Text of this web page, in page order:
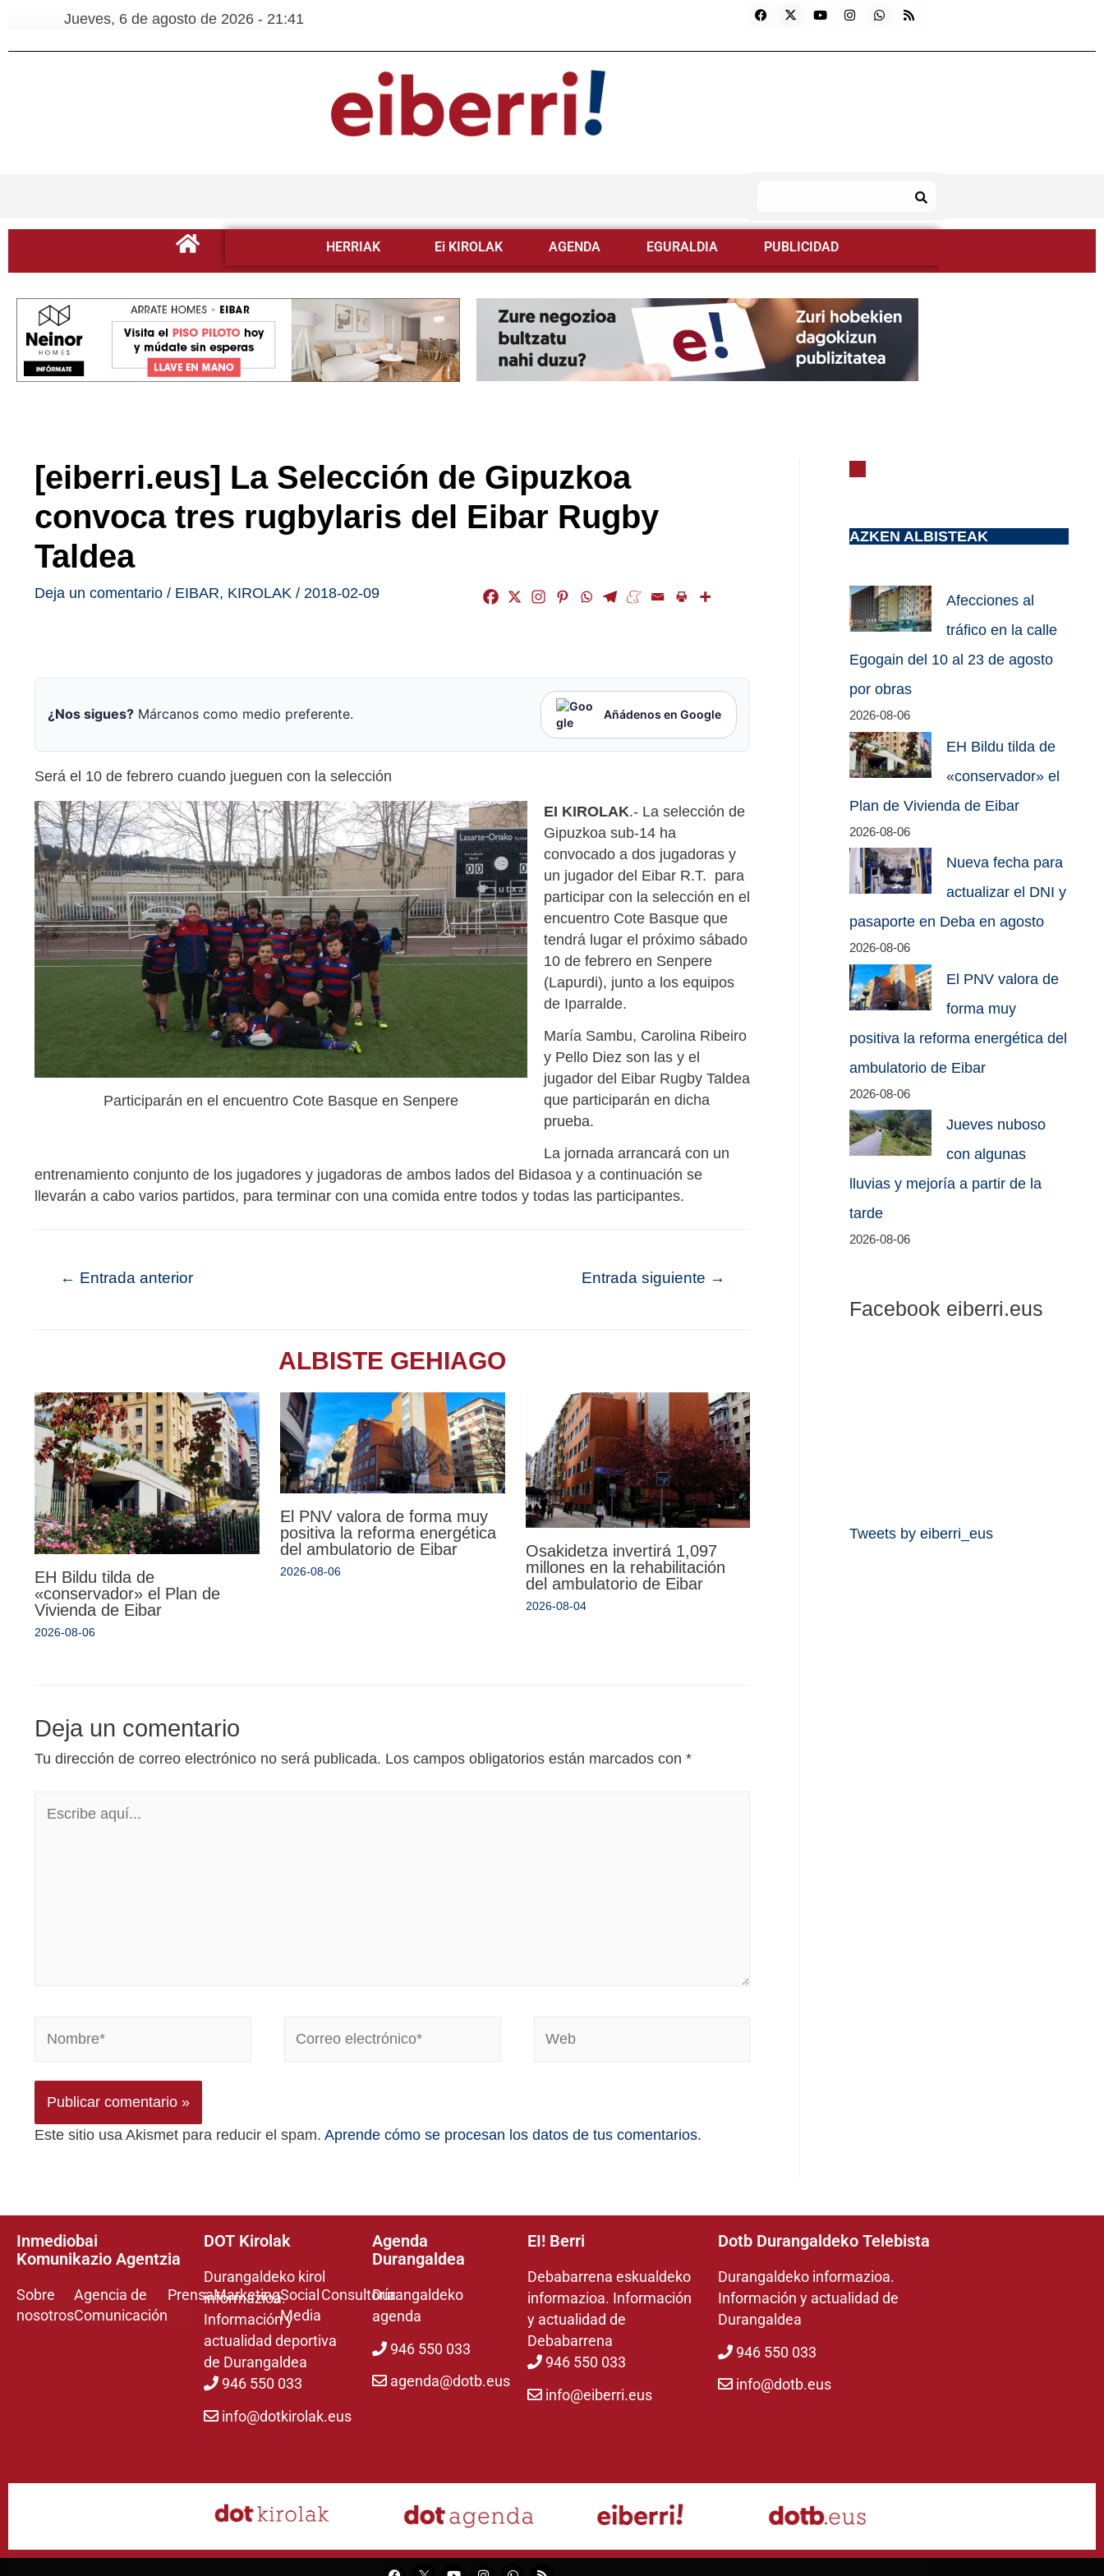
Jueves, 6 de agosto de 2026 - 21:41
HERRIAK Ei KIROLAK AGENDA EGURALDIA PUBLICIDAD
[eiberri.eus] La Selección de Gipuzkoa
convoca tres rugbylaris del Eibar Rugby
Taldea
Deja un comentario / EIBAR, KIROLAK / 2018-02-09
¿Nos sigues? Márcanos como medio preferente. Añádenos en Google
Será el 10 de febrero cuando jueguen con la selección
Participarán en el encuentro Cote Basque en Senpere
EI KIROLAK.- La selección de
Gipuzkoa sub-14 ha
convocado a dos jugadoras y
un jugador del Eibar R.T. para
participar con la selección en el
encuentro Cote Basque que
tendrá lugar el próximo sábado
10 de febrero en Senpere
(Lapurdi), junto a los equipos
de Iparralde.
María Sambu, Carolina Ribeiro
y Pello Diez son las y el
jugador del Eibar Rugby Taldea
que participarán en dicha
prueba.
La jornada arrancará con un
entrenamiento conjunto de los jugadores y jugadoras de ambos lados del Bidasoa y a continuación se
llevarán a cabo varios partidos, para terminar con una comida entre todos y todas las participantes.
← Entrada anterior Entrada siguiente →
ALBISTE GEHIAGO
EH Bildu tilda de
«conservador» el Plan de
Vivienda de Eibar
2026-08-06
El PNV valora de forma muy
positiva la reforma energética
del ambulatorio de Eibar
2026-08-06
Osakidetza invertirá 1,097
millones en la rehabilitación
del ambulatorio de Eibar
2026-08-04
Deja un comentario
Tu dirección de correo electrónico no será publicada. Los campos obligatorios están marcados con *
Este sitio usa Akismet para reducir el spam. Aprende cómo se procesan los datos de tus comentarios.
AZKEN ALBISTEAK
Afecciones al
tráfico en la calle
Egogain del 10 al 23 de agosto
por obras
2026-08-06
EH Bildu tilda de
«conservador» el
Plan de Vivienda de Eibar
2026-08-06
Nueva fecha para
actualizar el DNI y
pasaporte en Deba en agosto
2026-08-06
El PNV valora de
forma muy
positiva la reforma energética del
ambulatorio de Eibar
2026-08-06
Jueves nuboso
con algunas
lluvias y mejoría a partir de la
tarde
2026-08-06
Facebook eiberri.eus
Tweets by eiberri_eus
Inmediobai
Komunikazio Agentzia
Sobre
nosotros
Agencia de
Comunicación
PrensaMarketingSocial
Media
Consultoría
DOT Kirolak
Durangaldeko kirol
informazioa.
Información y
actualidad deportiva
de Durangaldea
946 550 033
info@dotkirolak.eus
Agenda
Durangaldea
Durangaldeko
agenda
946 550 033
agenda@dotb.eus
EI! Berri
Debabarrena eskualdeko
informazioa. Información
y actualidad de
Debabarrena
946 550 033
info@eiberri.eus
Dotb Durangaldeko Telebista
Durangaldeko informazioa.
Información y actualidad de
Durangaldea
946 550 033
info@dotb.eus